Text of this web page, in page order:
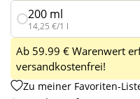
200 ml
14,25 €/1 l
Ab 59.99 € Warenwert
versandkostenfrei!
Zu meiner Favoriten-